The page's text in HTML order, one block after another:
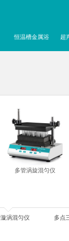
恒温槽金属浴 超
多管涡旋混匀仪
涡混匀仪 多点